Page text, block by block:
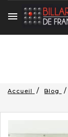

Accueil Blog